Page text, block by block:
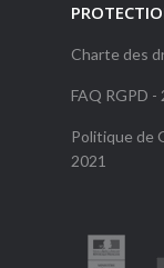
Charte des
FAQ RGPD -
Politique de
2021